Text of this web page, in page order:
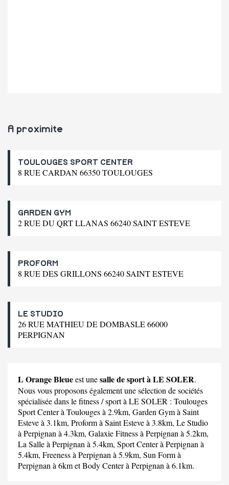
A proximite
TOULOUGES SPORT CENTER
8 RUE CARDAN 66350 TOULOUGES
GARDEN GYM
2 RUE DU QRT LLANAS 66240 SAINT ESTEVE
PROFORM
8 RUE DES GRILLONS 66240 SAINT ESTEVE
LE STUDIO
26 RUE MATHIEU DE DOMBASLE 66000
PERPIGNAN
L Orange Bleueest unesalle de sport à LE SOLER.
Nous vous proposons également une sélection de sociétés
spécialisée dans le fitness / sport à LE SOLER : Toulouges
Sport Centerà Toulouges à 2.9km, Garden Gymà Saint
Esteve à 3.1km, Proformà Saint Esteve à 3.8km, Le Studio
à Perpignan à 4.3km, Galaxie Fitnessà Perpignan à 5.2km,
La Salleà Perpignan à 5.4km, Sport Centerà Perpignan à
5.4km, Freenessà Perpignan à 5.9km, Sun Formà
Perpignan à 6km etBody Centerà Perpignan à 6.1km.